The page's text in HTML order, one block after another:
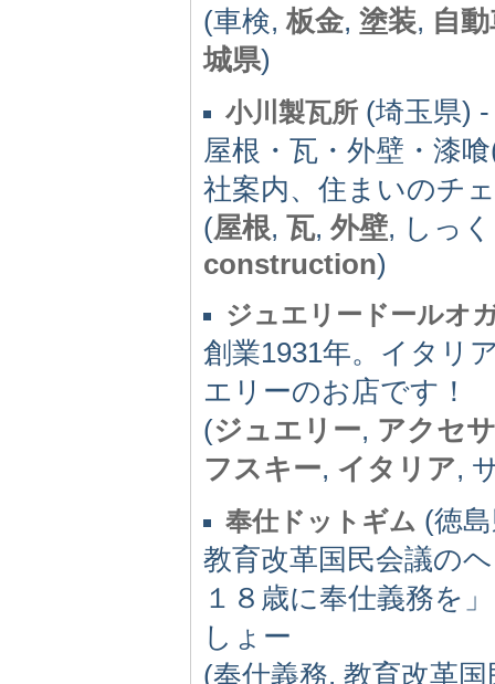
(車検,板金, 塗装, 自
城県)
小川製瓦所 (埼玉県) -
屋根・瓦・外壁・漆
社案内、住まいのチ
(屋根, 瓦, 外壁, しっ
construction)
ジュエリードールオ
創業1931年。イタリ
エリーのお店です！
(ジュエリー, アクセ
フスキー, イタリア,
奉仕ドットギム (徳
教育改革国民会議の
１８歳に奉仕義務を
しょー
(奉仕義務, 教育改革